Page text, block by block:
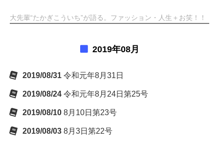
大先輩“たかぎこういち”が語る。ファッション・人生＋お笑！！
2019年08月
2019/08/31 令和元年8月31日
2019/08/24 令和元年8月24日第25号
2019/08/10 8月10日第23号
2019/08/03 8月3日第22号